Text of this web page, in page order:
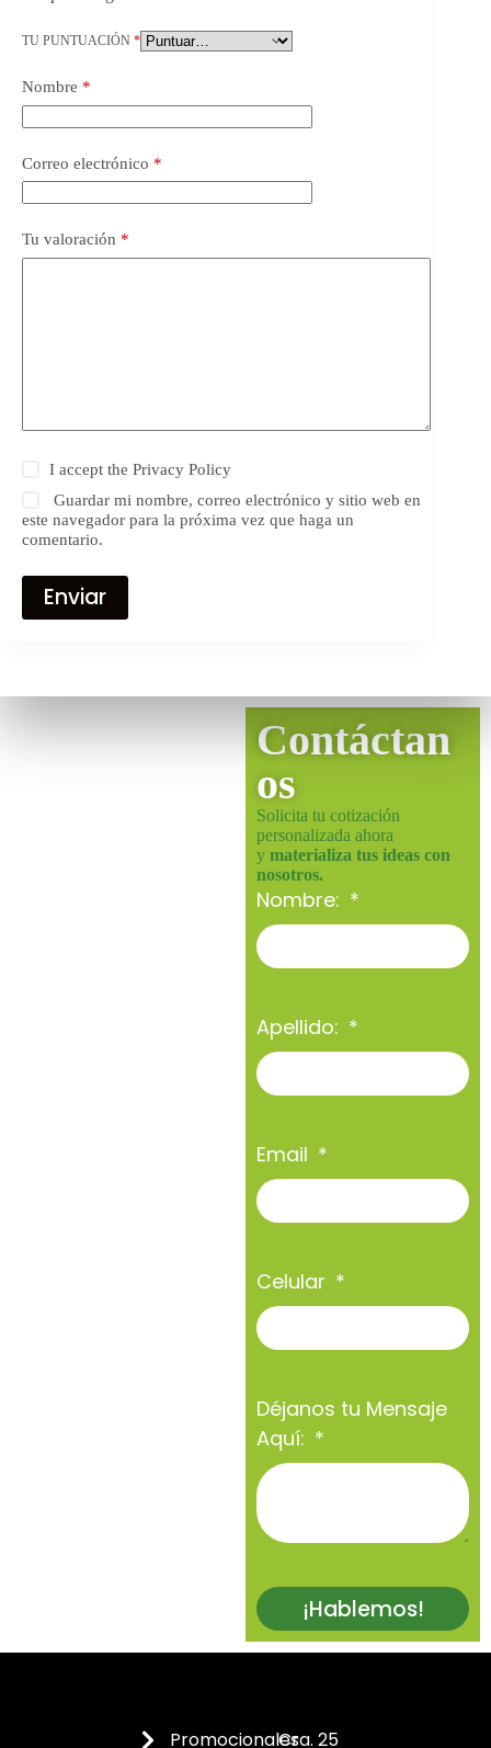
TU PUNTUACIÓN *
Nombre *
Correo electrónico *
Tu valoración *
I accept thePrivacy Policy
Guardar mi nombre, correo electrónico y sitio web en
este navegador para la próxima vez que haga un
comentario.
Enviar
Contáctan
os
Solicita tu cotización
personalizada ahora
y materializa tus ideas con
nosotros.
Nombre:
Apellido:
Email
Celular
Déjanos tu Mensaje
Aquí:
¡Hablemos!
PromocionalesCra. 25